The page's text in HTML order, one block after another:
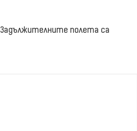
Задължителните полета са